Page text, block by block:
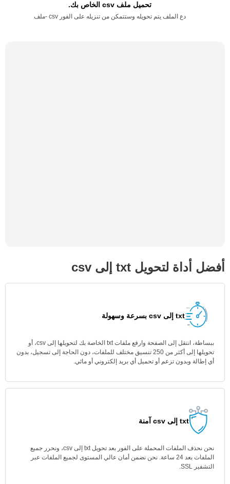
تحميل ملف csv الخاص بك.
دع الملف يتم تحويله وستتمكن من تنزيله على الفور csv -ملف
أفضل أداة لتحويل txt إلى csv
txt إلى csv بسرعة وسهولة
ببساطة، انتقل إلى الصفحة وارفع ملفات txt الخاصة بك لتحويلها إلى csv، أو
تحويلها إلى أكثر من 250 تنسيق مختلف للملفات، دون الحاجة إلى تسجيل، بدون
أي إطالة وبدون تزعم أو تحميل أي بريد إلكتروني أو مائي.
txt إلى csv آمنة
نحن نحذف الملفات المحملة على الفور بعد تحويل txt إلى csv، ونحرر جميع
الملفات بعد 24 ساعة. نحن نضمن أمان عالي المستوى لجميع الملفات عبر
التشفير SSL.